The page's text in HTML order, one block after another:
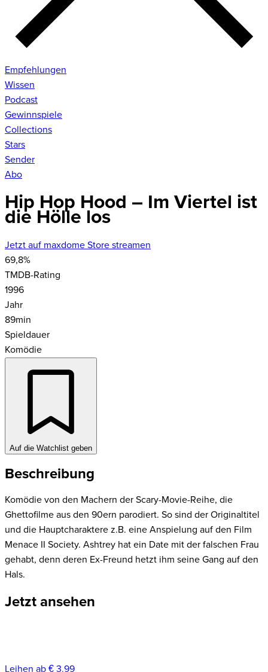
Empfehlungen
Wissen
Podcast
Gewinnspiele
Collections
Stars
Sender
Abo
Hip Hop Hood – Im Viertel ist
die Hölle los
Jetzt auf maxdome Store streamen
69,8%
TMDB-Rating
1996
Jahr
89min
Spieldauer
Komödie
Auf die Watchlist geben
Beschreibung
Komödie von den Machern der Scary-Movie-Reihe, die
Ghettofilme aus den 90ern parodiert. So sind der Originaltitel
und die Hauptcharaktere z.B. eine Anspielung auf den Film
Menace II Society. Ashtrey hat ein Date mit der falschen Frau
gehabt, denn deren Ex-Freund hetzt ihm seine Gang auf den
Hals.
Jetzt ansehen
Leihen ab € 3.99